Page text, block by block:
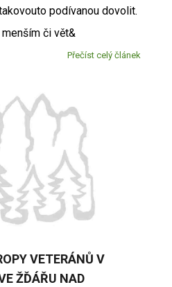
podívanou dovolit.
či vět&
Přečíst celý článek
VETERÁNŮ V
ŽĎÁŘU NAD